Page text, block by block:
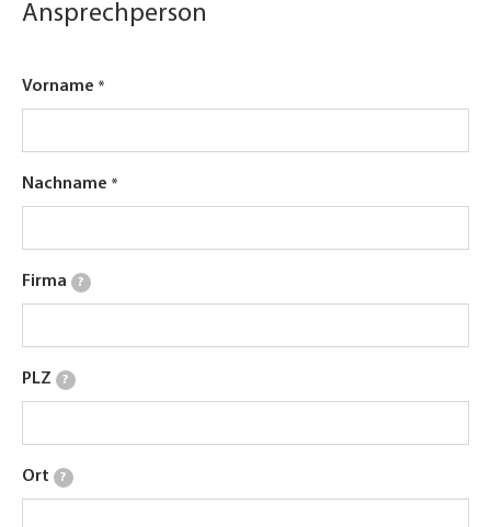
Ansprechperson
Vorname
Nachname
Firma ?
PLZ ?
Ort ?